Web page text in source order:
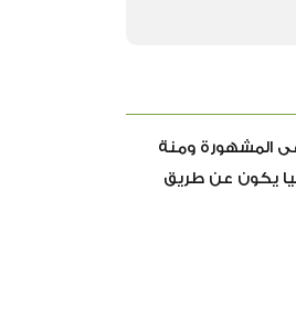
وهى المشهورة ومنة
صبار ايفوربيا يكون عن طريق